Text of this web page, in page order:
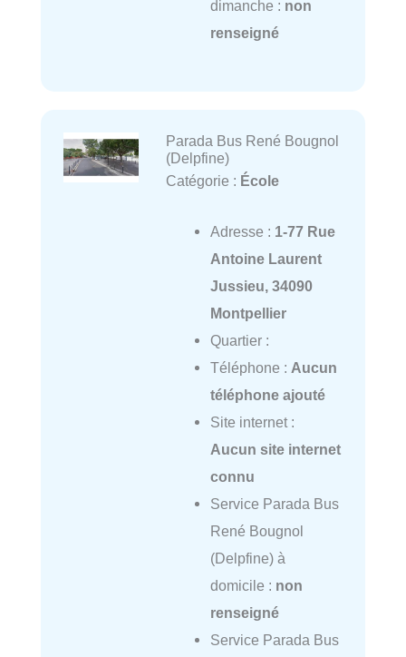
dimanche : non
renseigné
Parada Bus René Bougnol
(Delpfine)
Catégorie : École
Adresse : 1-77 Rue
Antoine Laurent
Jussieu, 34090
Montpellier
Quartier :
Téléphone : Aucun
téléphone ajouté
Site internet :
Aucun site internet
connu
Service Parada Bus
René Bougnol
(Delpfine) à
domicile : non
renseigné
Service Parada Bus